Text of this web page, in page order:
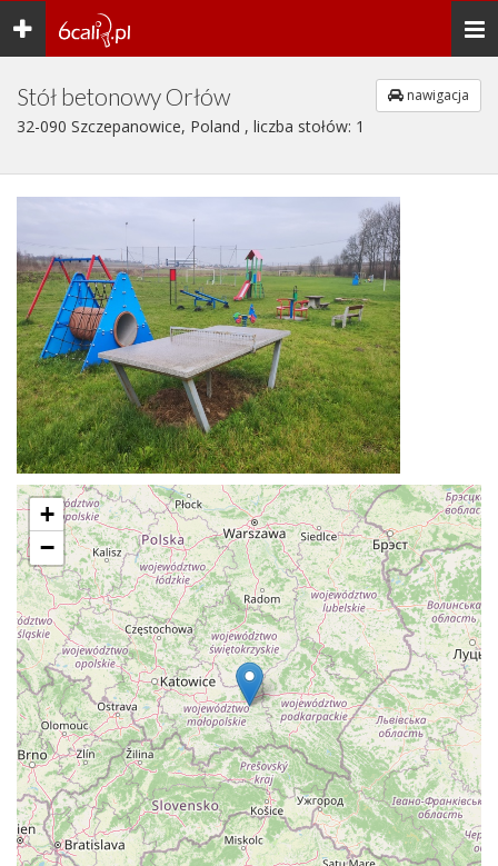
Toggle
navigation
Stół betonowy Orłów
32-090 Szczepanowice, Poland , liczba stołów: 1
nawigacja
+
−